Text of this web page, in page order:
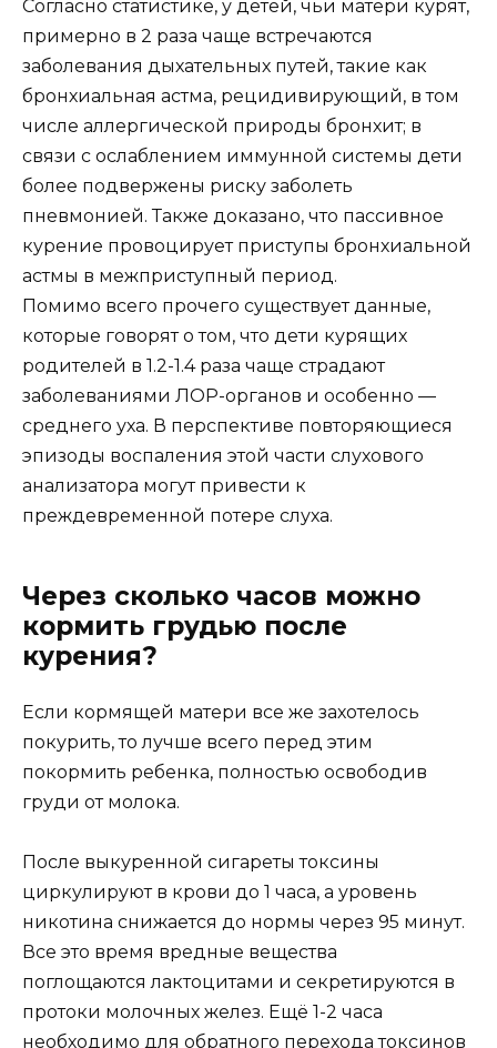
Согласно статистике, у детей, чьи матери курят,
примерно в 2 раза чаще встречаются
заболевания дыхательных путей, такие как
бронхиальная астма, рецидивирующий, в том
числе аллергической природы бронхит; в
связи с ослаблением иммунной системы дети
более подвержены риску заболеть
пневмонией. Также доказано, что пассивное
курение провоцирует приступы бронхиальной
астмы в межприступный период.
Помимо всего прочего существует данные,
которые говорят о том, что дети курящих
родителей в 1.2-1.4 раза чаще страдают
заболеваниями ЛОР-органов и особенно —
среднего уха. В перспективе повторяющиеся
эпизоды воспаления этой части слухового
анализатора могут привести к
преждевременной потере слуха.
Через сколько часов можно
кормить грудью после
курения?
Если кормящей матери все же захотелось
покурить, то лучше всего перед этим
покормить ребенка, полностью освободив
груди от молока.
После выкуренной сигареты токсины
циркулируют в крови до 1 часа, а уровень
никотина снижается до нормы через 95 минут.
Все это время вредные вещества
поглощаются лактоцитами и секретируются в
протоки молочных желез. Ещё 1-2 часа
необходимо для обратного перехода токсинов